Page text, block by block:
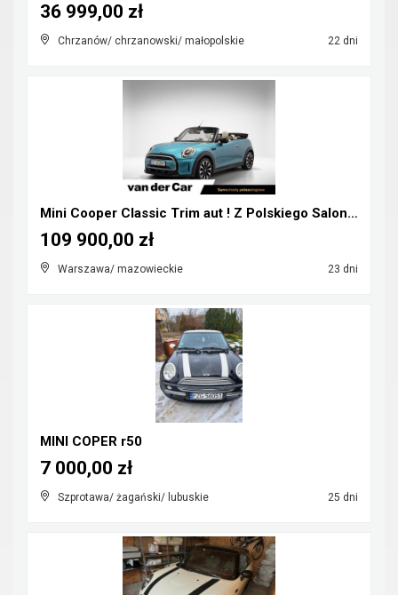
Chrzanów/ chrzanowski/ małopolskie 22 dni
36 999,00 zł
Mini Cooper Classic Trim aut ! Z Polskiego Salonu ...
Warszawa/ mazowieckie 23 dni
109 900,00 zł
MINI COPER r50
Szprotawa/ żagański/ lubuskie 25 dni
7 000,00 zł